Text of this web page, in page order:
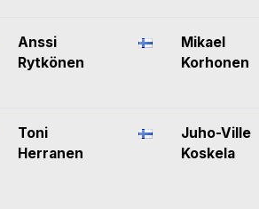
Anssi
Rytkönen
Mikael
Korhonen
Toni
Herranen
Juho-Ville
Koskela